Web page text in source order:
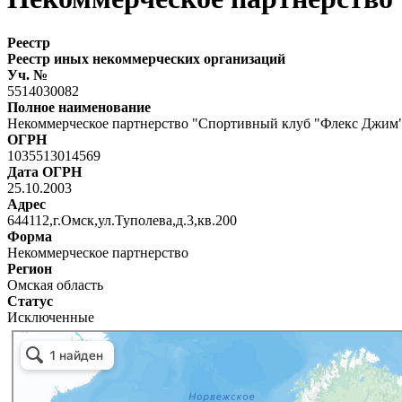
Реестр
Реестр иных некоммерческих организаций
Уч. №
5514030082
Полное наименование
Некоммерческое партнерство "Спортивный клуб "Флекс
ОГРН
1035513014569
Дата ОГРН
25.10.2003
Адрес
644112,г.Омск,ул.Туполева,д.3,кв.200
Форма
Некоммерческое партнерство
Регион
Омская область
Статус
Исключенные